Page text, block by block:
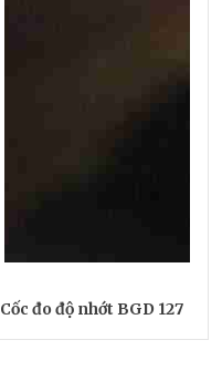
Cốc đo độ nhớt BGD 127